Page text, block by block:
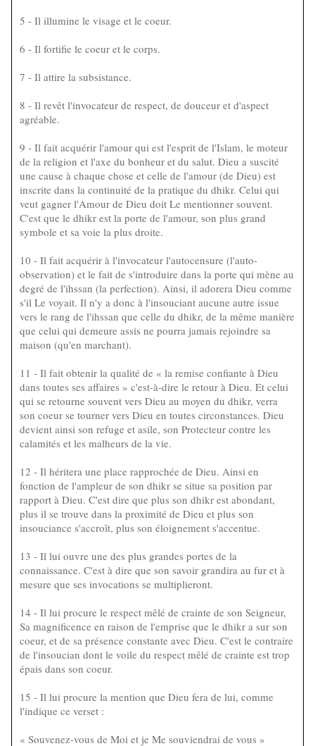
5 - Il illumine le visage et le coeur.
6 - Il fortifie le coeur et le corps.
7 - Il attire la subsistance.
8 - Il revêt l'invocateur de respect, de douceur et d'aspect
agréable.
9 - Il fait acquérir l'amour qui est l'esprit de l'Islam, le moteur
de la religion et l'axe du bonheur et du salut. Dieu a suscité
une cause à chaque chose et celle de l'amour (de Dieu) est
inscrite dans la continuité de la pratique du dhikr. Celui qui
veut gagner l'Amour de Dieu doit Le mentionner souvent.
C'est que le dhikr est la porte de l'amour, son plus grand
symbole et sa voie la plus droite.
10 - Il fait acquérir à l'invocateur l'autocensure (l'auto-
observation) et le fait de s'introduire dans la porte qui mène au
degré de l'ihssan (la perfection). Ainsi, il adorera Dieu comme
s'il Le voyait. Il n'y a donc à l'insouciant aucune autre issue
vers le rang de l'ihssan que celle du dhikr, de la même manière
que celui qui demeure assis ne pourra jamais rejoindre sa
maison (qu'en marchant).
11 - Il fait obtenir la qualité de « la remise confiante à Dieu
dans toutes ses affaires » c'est-à-dire le retour à Dieu. Et celui
qui se retourne souvent vers Dieu au moyen du dhikr, verra
son coeur se tourner vers Dieu en toutes circonstances. Dieu
devient ainsi son refuge et asile, son Protecteur contre les
calamités et les malheurs de la vie.
12 - Il héritera une place rapprochée de Dieu. Ainsi en
fonction de l'ampleur de son dhikr se situe sa position par
rapport à Dieu. C'est dire que plus son dhikr est abondant,
plus il se trouve dans la proximité de Dieu et plus son
insouciance s'accroît, plus son éloignement s'accentue.
13 - Il lui ouvre une des plus grandes portes de la
connaissance. C'est à dire que son savoir grandira au fur et à
mesure que ses invocations se multiplieront.
14 - Il lui procure le respect mêlé de crainte de son Seigneur,
Sa magnificence en raison de l'emprise que le dhikr a sur son
coeur, et de sa présence constante avec Dieu. C'est le contraire
de l'insoucian dont le voile du respect mêlé de crainte est trop
épais dans son coeur.
15 - Il lui procure la mention que Dieu fera de lui, comme
l'indique ce verset :
« Souvenez-vous de Moi et je Me souviendrai de vous »